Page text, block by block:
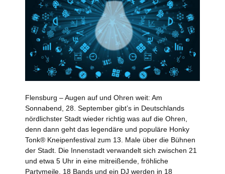
Flensburg – Augen auf und Ohren weit: Am
Sonnabend, 28. September gibt’s in Deutschlands
nördlichster Stadt wieder richtig was auf die Ohren,
denn dann geht das legendäre und populäre Honky
Tonk® Kneipenfestival zum 13. Male über die Bühnen
der Stadt. Die Innenstadt verwandelt sich zwischen 21
und etwa 5 Uhr in eine mitreißende, fröhliche
Partymeile. 18 Bands und ein DJ werden in 18